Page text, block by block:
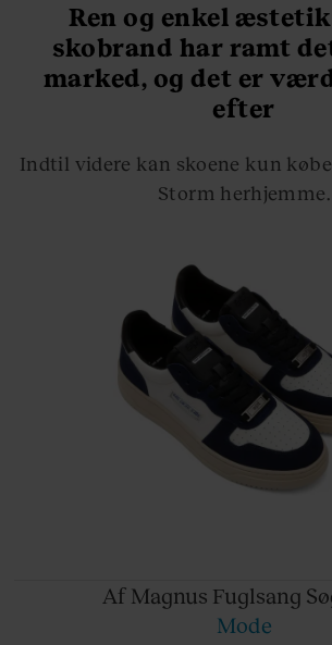
Ren og enkel
skobrand har ramt
marked, og det er
efter
Indtil videre kan skoene kun
Storm herhjemme.
Af Magnus Fuglsang
Mode